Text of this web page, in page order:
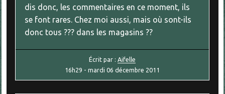
dis donc, les commentaires en ce moment, ils
se font rares. Chez moi aussi, mais où sont-ils
donc tous ??? dans les magasins ??
Écrit par : Aifelle
16h29 -mardi 06 décembre 2011